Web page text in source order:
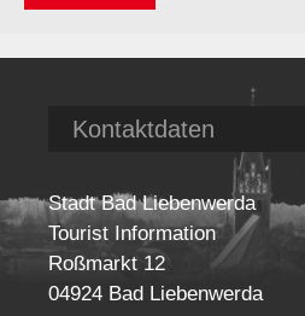
Kontaktdaten
Stadt Bad Liebenwerda
Tourist Information
Roßmarkt 12
04924 Bad Liebenwerda